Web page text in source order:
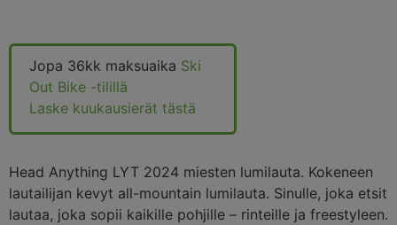
Jopa 36kk maksuaika Ski
Out Bike -tilillä
Laske kuukausierät tästä
Head Anything LYT 2024 miesten lumilauta. Kokeneen
lautailijan kevyt all-mountain lumilauta. Sinulle, joka etsit
lautaa, joka sopii kaikille pohjille – rinteille ja freestyleen.